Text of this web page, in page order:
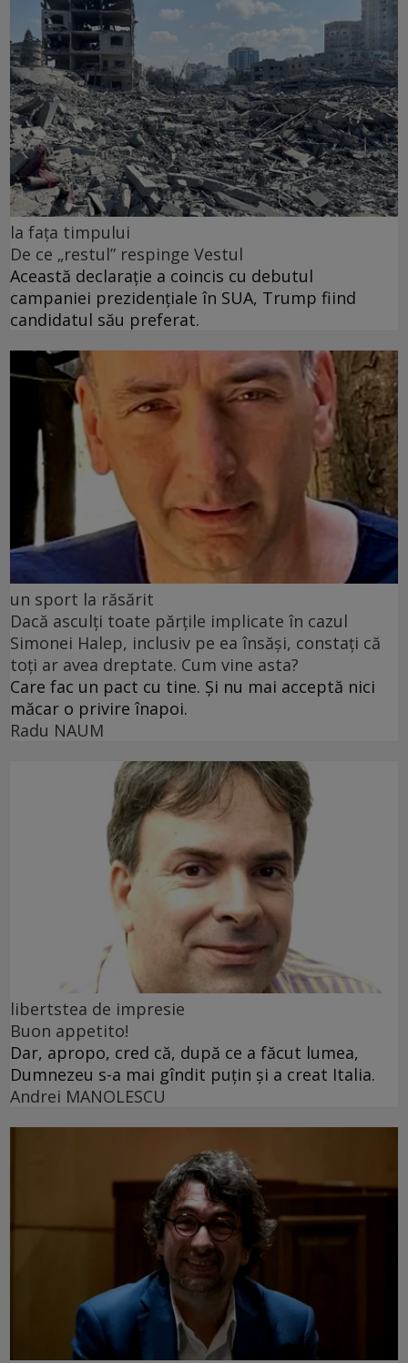
la fața timpului
De ce „restul” respinge Vestul
Această declarație a coincis cu debutul
campaniei prezidențiale în SUA, Trump fiind
candidatul său preferat.
un sport la răsărit
Dacă asculți toate părțile implicate în cazul
Simonei Halep, inclusiv pe ea însăși, constați că
toți ar avea dreptate. Cum vine asta?
Care fac un pact cu tine. Și nu mai acceptă nici
măcar o privire înapoi.
Radu NAUM
libertstea de impresie
Buon appetito!
Dar, apropo, cred că, după ce a făcut lumea,
Dumnezeu s-a mai gîndit puțin și a creat Italia.
Andrei MANOLESCU